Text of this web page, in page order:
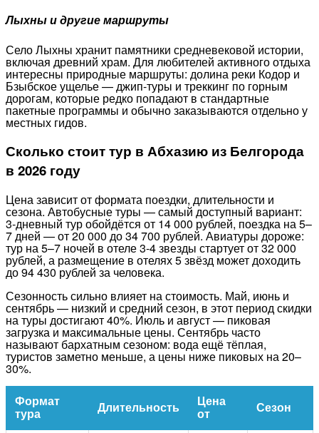
Лыхны и другие маршруты
Село Лыхны хранит памятники средневековой истории,
включая древний храм. Для любителей активного отдыха
интересны природные маршруты: долина реки Кодор и
Бзыбское ущелье — джип-туры и треккинг по горным
дорогам, которые редко попадают в стандартные
пакетные программы и обычно заказываются отдельно у
местных гидов.
Сколько стоит тур в Абхазию из Белгорода
в 2026 году
Цена зависит от формата поездки, длительности и
сезона. Автобусные туры — самый доступный вариант:
3-дневный тур обойдётся от 14 000 рублей, поездка на 5–
7 дней — от 20 000 до 34 700 рублей. Авиатуры дороже:
тур на 5–7 ночей в отеле 3-4 звезды стартует от 32 000
рублей, а размещение в отелях 5 звёзд может доходить
до 94 430 рублей за человека.
Сезонность сильно влияет на стоимость. Май, июнь и
сентябрь — низкий и средний сезон, в этот период скидки
на туры достигают 40%. Июль и август — пиковая
загрузка и максимальные цены. Сентябрь часто
называют бархатным сезоном: вода ещё тёплая,
туристов заметно меньше, а цены ниже пиковых на 20–
30%.
Формат
тура
Длительность
Цена
от
Сезон